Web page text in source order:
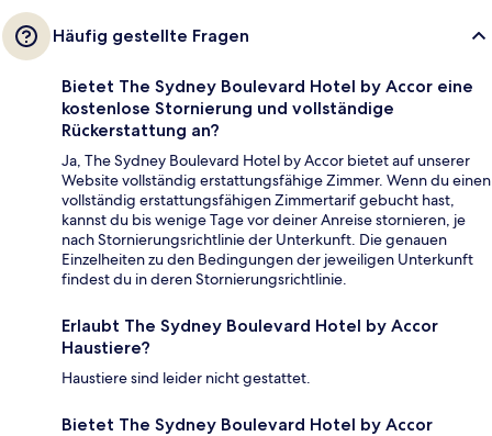
Häufig gestellte Fragen
Bietet The Sydney Boulevard Hotel by Accor eine
kostenlose Stornierung und vollständige
Rückerstattung an?
Ja, The Sydney Boulevard Hotel by Accor bietet auf unserer
Website vollständig erstattungsfähige Zimmer. Wenn du einen
vollständig erstattungsfähigen Zimmertarif gebucht hast,
kannst du bis wenige Tage vor deiner Anreise stornieren, je
nach Stornierungsrichtlinie der Unterkunft. Die genauen
Einzelheiten zu den Bedingungen der jeweiligen Unterkunft
findest du in deren Stornierungsrichtlinie.
Erlaubt The Sydney Boulevard Hotel by Accor
Haustiere?
Haustiere sind leider nicht gestattet.
Bietet The Sydney Boulevard Hotel by Accor